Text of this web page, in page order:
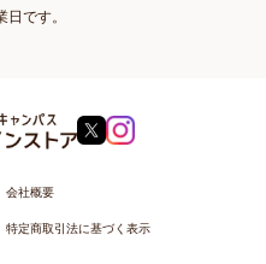
です。
会社概要
特定商取引法に基づく表示